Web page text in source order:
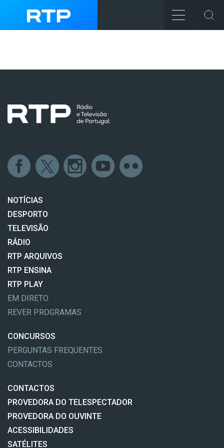
NOTÍCIAS
DESPORTO
TELEVISÃO
RÁDIO
RTP ARQUIVOS
RTP ENSINA
RTP PLAY
EM DIRETO
REVER PROGRAMAS
CONCURSOS
PERGUNTAS FREQUENTES
CONTACTOS
CONTACTOS
PROVEDORA DO TELESPECTADOR
PROVEDORA DO OUVINTE
ACESSIBILIDADES
SATÉLITES